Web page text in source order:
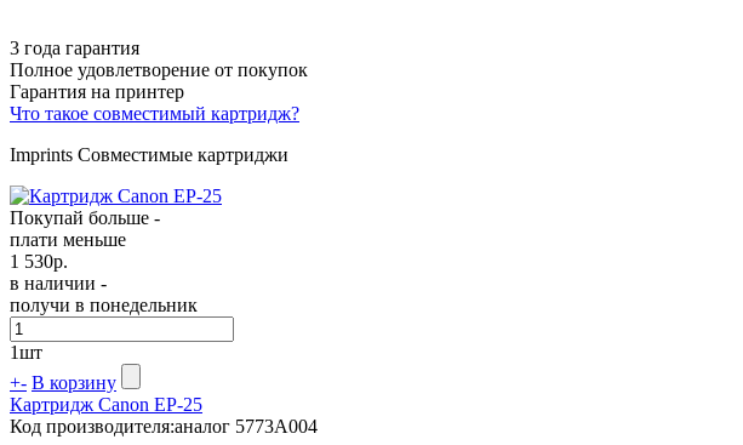
3 года гарантия
Полное удовлетворение от покупок
Гарантия на принтер
Что такое совместимый картридж?
Imprints Совместимые картриджи
Покупай больше -
плати меньше
1 530р.
в наличии -
получи в понедельник
1шт
+- В корзину
Картридж Canon EP-25
Код производителя:аналог 5773A004